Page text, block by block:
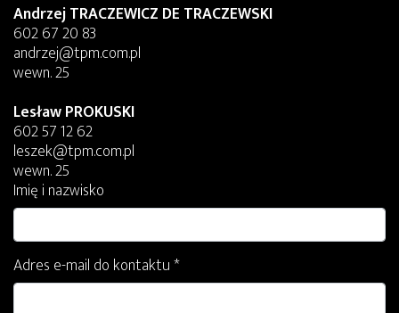
Andrzej TRACZEWICZ DE TRACZEWSKI
602 67 20 83
andrzej@tpm.com.pl
wewn. 25
Lesław PROKUSKI
602 57 12 62
leszek@tpm.com.pl
wewn. 25
Imię i nazwisko
Adres e-mail do kontaktu *